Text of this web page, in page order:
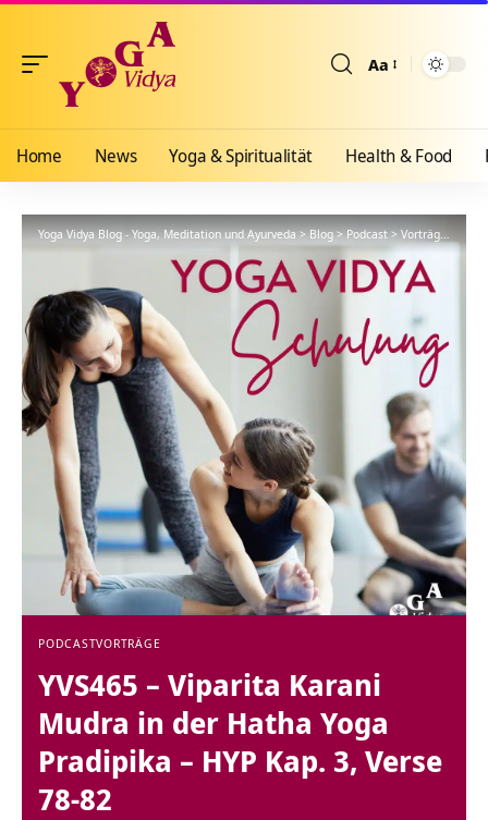
Aa
Home News Yoga & Spiritualität Health & Food
Yoga Vidya Blog - Yoga, Meditation und Ayurveda>Blog>Podcast>Vorträge >
PODCASTVORTRÄGE
YVS465 – Viparita Karani
Mudra in der Hatha Yoga
Pradipika – HYP Kap. 3, Verse
78-82